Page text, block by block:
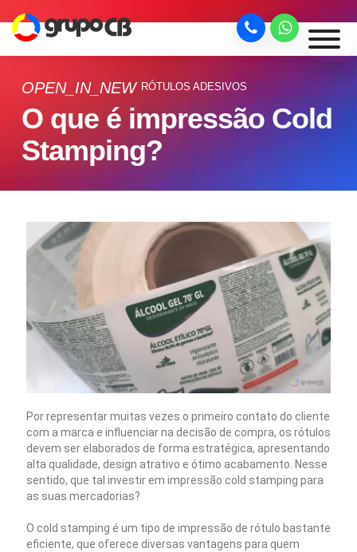
OPEN_IN_NEW RÓTULOS ADESIVOS
O que é impressão Cold
Stamping?
Por representar muitas vezes o primeiro contato do cliente
com a marca e influenciar na decisão de compra, os rótulos
devem ser elaborados de forma estratégica, apresentando
alta qualidade, design atrativo e ótimo acabamento. Nesse
sentido, que tal investir em impressão cold stamping para
as suas mercadorias?
O cold stamping é um tipo de impressão de rótulo bastante
eficiente, que oferece diversas vantagens para quem